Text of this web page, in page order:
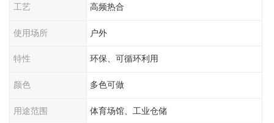
工艺 高频热合
使用场所 户外
特性 环保、可循环利用
颜色 多色可做
用途范围 体育场馆、工业仓储